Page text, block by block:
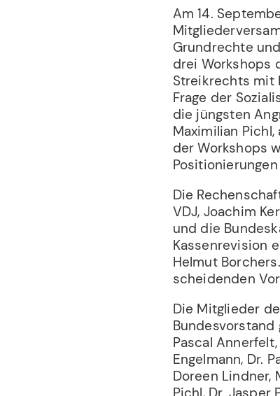
Am 14.
Grundrechte
drei Workshops
Streikrechts mit
Frage der
die jüngsten
Maximilian
der Workshops
Die
VDJ, Joachim
und die
Kassenrevision
Helmut
scheidenden
Die Mitglieder
Pascal
Engelmann, Dr.
Doreen Lindner,